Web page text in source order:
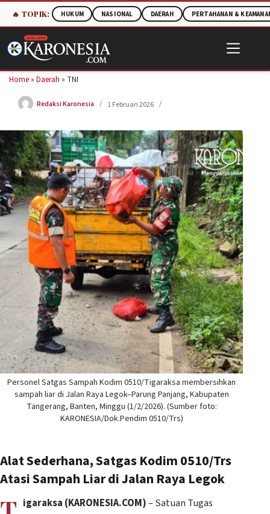
🔥 TOPIK: HUKUM NASIONAL DAERAH PERTAHANAN &
to
content
Home » Daerah » TNI
Redaksi Karonesia 1 Februari 2026
Personel Satgas Sampah Kodim 0510/Tigaraksa membersihkan
sampah liar di Jalan Raya Legok–Parung Panjang, Kabupaten
Tangerang, Banten, Minggu (1/2/2026). (Sumber foto:
KARONESIA/Dok.Pendim 0510/Trs)
Alat Sederhana, Satgas Kodim 0510/Trs
Atasi Sampah Liar di Jalan Raya Legok
igaraksa (KARONESIA.COM)– Satuan Tugas